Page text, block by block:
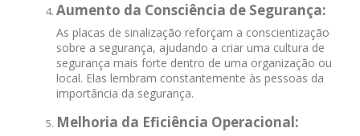
Aumento da Consciência de Segurança:
As placas de sinalização reforçam a conscientização
sobre a segurança, ajudando a criar uma cultura de
segurança mais forte dentro de uma organização ou
local. Elas lembram constantemente às pessoas da
importância da segurança.
Melhoria da Eficiência Operacional: